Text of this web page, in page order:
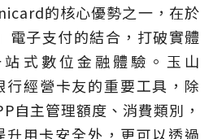
的核心優勢之一，在於
電子支付的結合，打破實體
式數位金融體驗。玉山
經營卡友的重要工具，除
自主管理額度、消費類別，
用卡安全外，更可以透過